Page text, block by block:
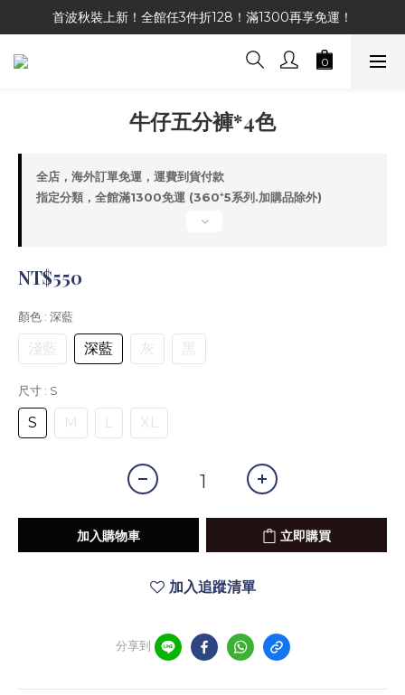
首波秋裝上新！全館任3件折128！滿1300再享免運！
牛仔五分褲*4色
全店，海外訂單免運，運費到貨付款
指定分類，全館滿1300免運 (360⁺5系列.加購品除外)
NT$550
顏色 : 深藍
淺藍 深藍 灰 黑
尺寸 : S
S M L XL
加入購物車 立即購買
加入追蹤清單
分享到